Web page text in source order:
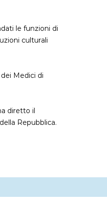
le funzioni di
culturali
Medici di
diretto il
Repubblica.